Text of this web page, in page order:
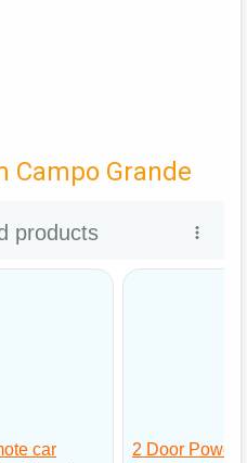
Campo Grande